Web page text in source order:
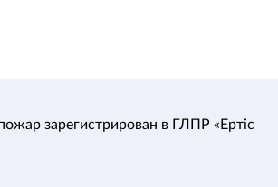
зарегистрирован в ГЛПР «Ертіс